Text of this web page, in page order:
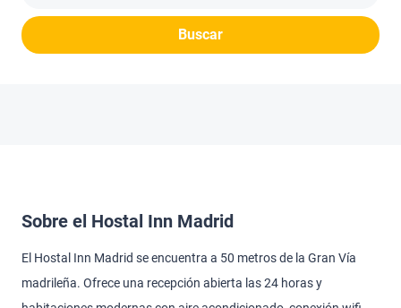
Buscar
Sobre el Hostal Inn Madrid
El Hostal Inn Madrid se encuentra a 50 metros de la Gran Vía
madrileña. Ofrece una recepción abierta las 24 horas y